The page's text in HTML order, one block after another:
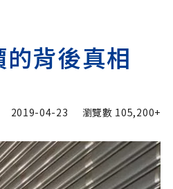
背後真相
2019-04-23 瀏覽數 105,200+